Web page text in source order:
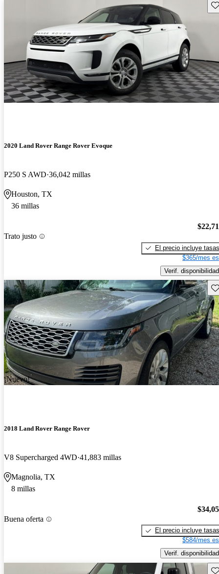
2020 Land Rover Range Rover Evoque
P250 S AWD 36,042 millas
Houston, TX
36 millas
Trato justo
El precio incluye tasas
$365/mes
Verif. disponibilidad
¡Nuevo!
2018 Land Rover Range Rover
V8 Supercharged 4WD 41,883 millas
Magnolia, TX
8 millas
Buena oferta
El precio incluye tasas
$584/mes
Verif. disponibilidad